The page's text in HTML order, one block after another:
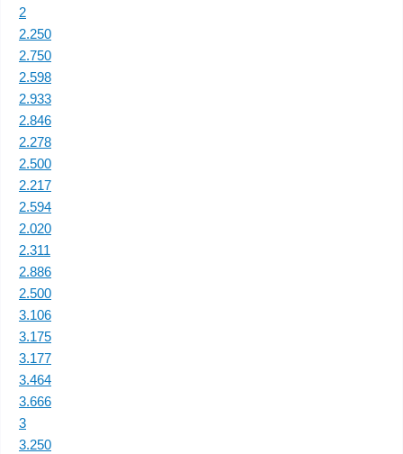
2
2.250
2.750
2.598
2.933
2.846
2.278
2.500
2.217
2.594
2.020
2.311
2.886
2.500
3.106
3.175
3.177
3.464
3.666
3
3.250